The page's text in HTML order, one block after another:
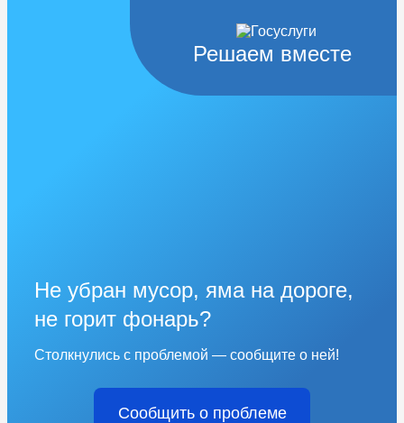
Решаем вместе
Не убран мусор, яма на дороге,
не горит фонарь?
Столкнулись с проблемой — сообщите о ней!
Сообщить о проблеме